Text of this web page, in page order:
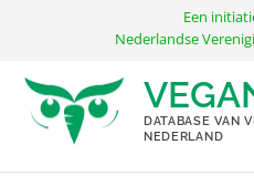
inhoud
Een
Nederlandse
DATABASE VAN
NEDERLAND